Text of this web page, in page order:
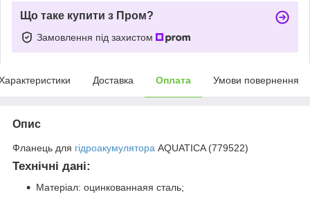
Що таке купити з Пром?
Замовлення під захистом
Доставка Оплата Умови повернення
Опис
Фланець для гідроакумулятора AQUATICA (779522)
Технічні дані:
Матеріал: оцинкованнаяя сталь;